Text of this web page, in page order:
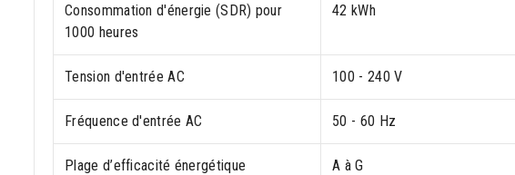
Consommation d'énergie (SDR) pour
1000 heures
42 kWh
Tension d'entrée AC 100 - 240 V
Fréquence d'entrée AC 50 - 60 Hz
Plage d’efficacité énergétique A à G